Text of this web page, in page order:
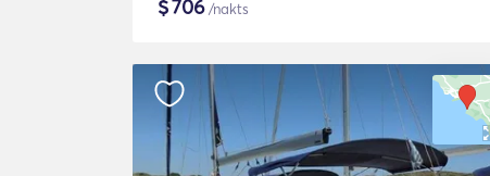
$706/nakts